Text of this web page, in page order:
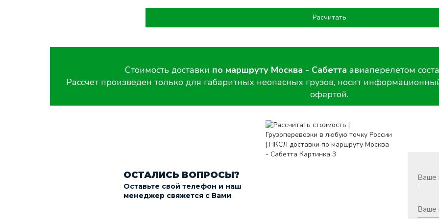
Расчитать
Стоимость доставки по маршруту Москва - Сабетта авиаперелетом
Рассчет произведен только для габаритных неопасных грузов, носит
офертой.
ОСТАЛИСЬ ВОПРОСЫ?
Оставьте свой телефон и наш
менеджер свяжется с Вами.